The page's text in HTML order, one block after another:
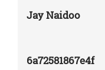
Jay Naidoo
6a72581867e4f